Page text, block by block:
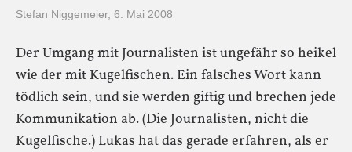
Stefan Niggemeier, 6. Mai 2008
Der Umgang mit Journalisten ist ungefähr so heikel
wie der mit Kugelfischen. Ein falsches Wort kann
tödlich sein, und sie werden giftig und brechen jede
Kommunikation ab. (Die Journalisten, nicht die
Kugelfische.) Lukas hat das gerade erfahren, als er